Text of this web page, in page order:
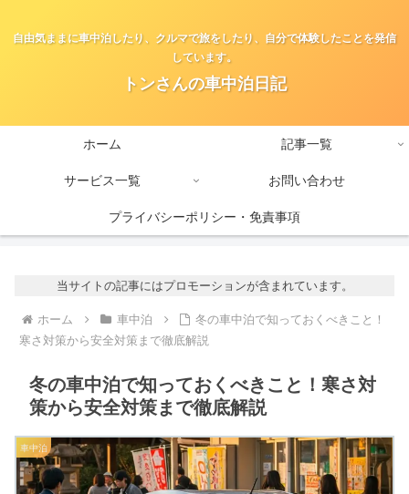
自由気ままに車中泊したり、クルマで旅をしたり、自分で体験したことを発信
しています。
トンさんの車中泊日記
ホーム 記事一覧
サービス一覧 お問い合わせ
プライバシーポリシー・免責事項
当サイトの記事にはプロモーションが含まれています。
ホーム 車中泊
冬の車中泊で知っておくべきこと！
寒さ対策から安全対策まで徹底解説
冬の車中泊で知っておくべきこと！寒さ対
策から安全対策まで徹底解説
車中泊